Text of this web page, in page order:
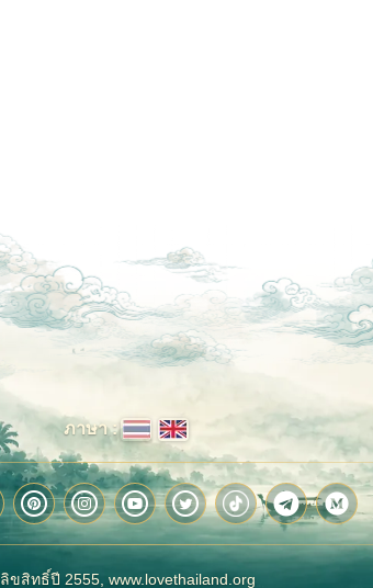
ภาษา :
ลิขสิทธิ์ปี 2555, www.lovethailand.org